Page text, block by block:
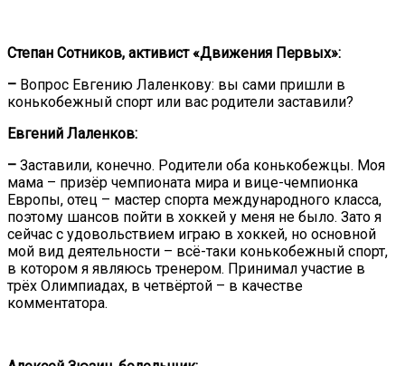
Степан Сотников, активист «Движения Первых»:
– Вопрос Евгению Лаленкову: вы сами пришли в
конькобежный спорт или вас родители заставили?
Евгений Лаленков:
– Заставили, конечно. Родители оба конькобежцы. Моя
мама – призёр чемпионата мира и вице-чемпионка
Европы, отец – мастер спорта международного класса,
поэтому шансов пойти в хоккей у меня не было. Зато я
сейчас с удовольствием играю в хоккей, но основной
мой вид деятельности – всё-таки конькобежный спорт,
в котором я являюсь тренером. Принимал участие в
трёх Олимпиадах, в четвёртой – в качестве
комментатора.